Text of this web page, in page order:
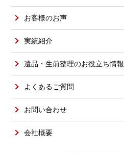
お客様のお声
実績紹介
遺品・生前整理のお役立ち情報
よくあるご質問
お問い合わせ
会社概要